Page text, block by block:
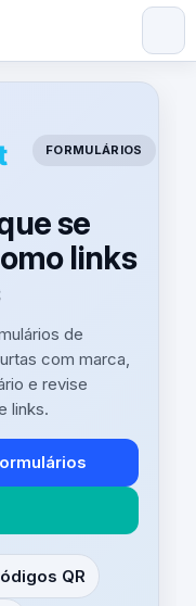
FORMULÁRIOS
se
links
de
com marca,
e revise
links.
QR